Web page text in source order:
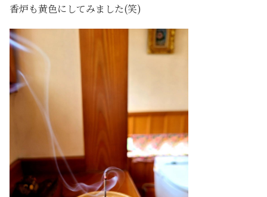
香炉も黄色にしてみました(笑)